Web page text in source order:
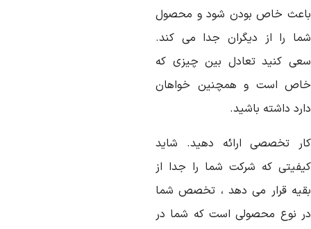
خاص بودن شود و محصول
را از دیگران جدا می کند.
کنید تعادل بین چیزی که
است و همچنین خواهان
داشته باشید.
تخصصی ارائه دهید. شاید
که شرکت شما را جدا از
قرار می دهد ، تخصص شما
نوع محصولی است که شما در